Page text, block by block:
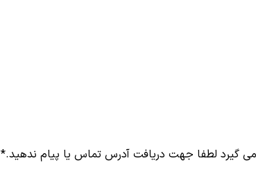
لطفا جهت دریافت آدرس تماس یا پیام ندهید.*